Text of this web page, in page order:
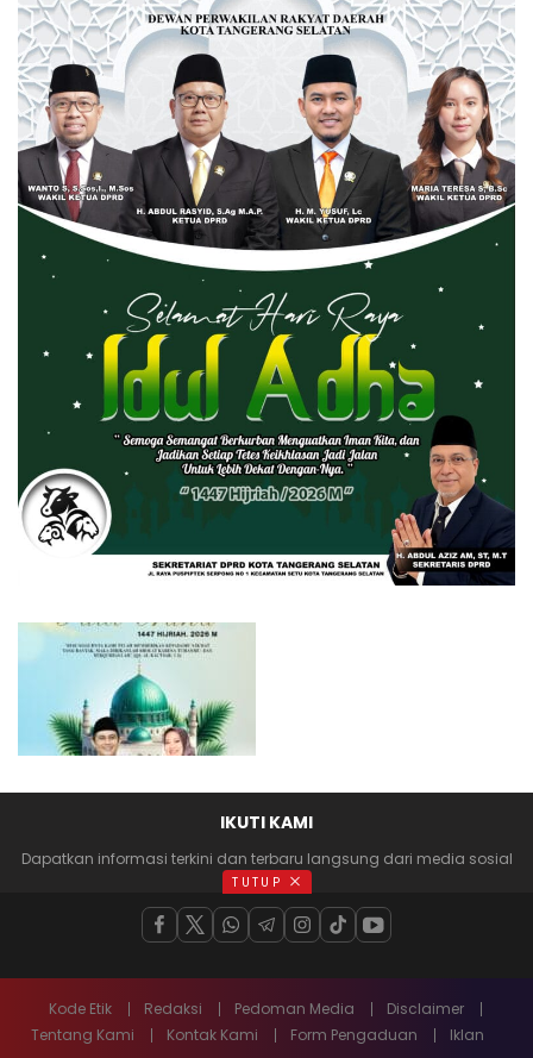
IKUTI KAMI
Dapatkan informasi terkini dan terbaru langsung dari media sosial
anda
Kode Etik Redaksi Pedoman Media
Disclaimer
Tentang Kami
Kontak Kami Form Pengaduan Iklan
TUTUP